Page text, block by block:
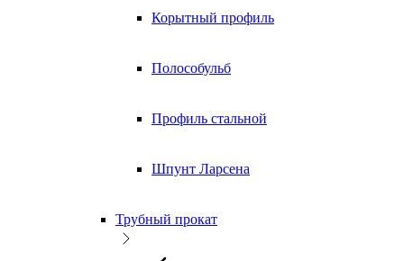
Корытный профиль
Полособульб
Профиль стальной
Шпунт Ларсена
Трубный прокат